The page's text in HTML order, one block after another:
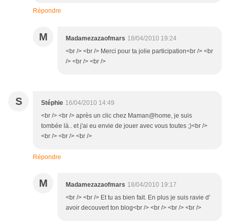
Répondre
M Madamezazaofmars 18/04/2010 19:24
<br /> <br /> Merci pour ta jolie participation<br /> <br
/> <br /> <br />
S Stéphie 16/04/2010 14:49
<br /> <br /> après un clic chez Maman@home, je suis
tombée là.. et j'ai eu envie de jouer avec vous toutes ;)<br />
<br /> <br /> <br />
Répondre
M Madamezazaofmars 18/04/2010 19:17
<br /> <br /> Et tu as bien fait. En plus je suis ravie d'
avoir decouvert ton blog<br /> <br /> <br /> <br />